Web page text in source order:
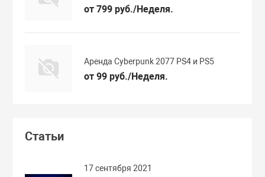
от 799 руб./Неделя.
Аренда Cyberpunk 2077 PS4 и PS5
от 99 руб./Неделя.
Статьи
17 сентября 2021